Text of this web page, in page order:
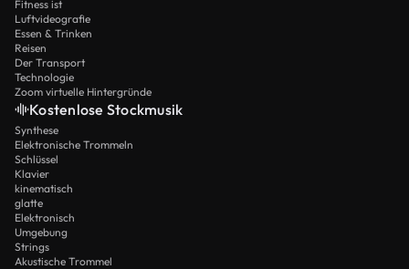
Fitness ist
Luftvideografie
Essen & Trinken
Reisen
Der Transport
Technologie
Zoom virtuelle Hintergründe
Kostenlose Stockmusik
Synthese
Elektronische Trommeln
Schlüssel
Klavier
kinematisch
glatte
Elektronisch
Umgebung
Strings
Akustische Trommel